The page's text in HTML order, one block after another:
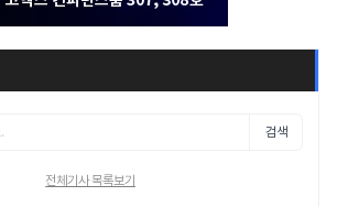
검색
전체기사 목록보기